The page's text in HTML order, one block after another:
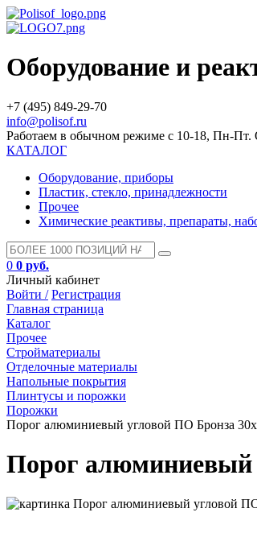
Оборудование и
+7 (495) 849-29-70
info@polisof.ru
Работаем в обычном режиме с 10-18, Пн-
КАТАЛОГ
Оборудование, приборы
Пластик, стекло, принадлежности
Прочее
Химические реактивы, препараты,
0 0 руб.
Личный кабинет
Войти / Регистрация
Главная страница
Каталог
Прочее
Стройматериалы
Отделочные материалы
Напольные покрытия
Плинтусы и порожки
Порожки
Порог алюминиевый угловой ПО Бронза
Порог алюминиевый